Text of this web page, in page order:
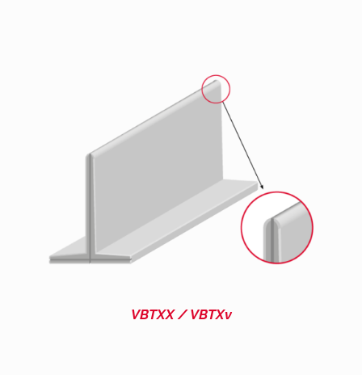
VBTXX / VBTXv